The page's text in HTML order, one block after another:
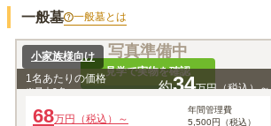
一般墓 一般墓とは
写真準備中
見学で実物を確認
小家族様向け
1名あたりの価格
※最大2名 約34万円（税込）～
68万円（税込）～
年間管理費
5,500円（税込）